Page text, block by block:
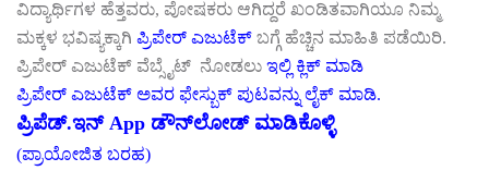
ವಿದ್ಯಾರ್ಥಿಗಳ ಹೆತ್ತವರು, ಪೋಷಕರು ಆಗಿದ್ದರೆ ಖಂಡಿತವಾಗಿಯೂ ನಿಮ್ಮ
ಮಕ್ಕಳ ಭವಿಷ್ಯಕ್ಕಾಗಿ ಪ್ರಿಪೇರ್ ಎಜುಟೆಕ್ ಬಗ್ಗೆ ಹೆಚ್ಚಿನ ಮಾಹಿತಿ ಪಡೆಯಿರಿ.
ಪ್ರಿಪೇರ್ ಎಜುಟೆಕ್ ವೆಬ್ಸೈಟ್ ನೋಡಲು ಇಲ್ಲಿ ಕ್ಲಿಕ್ ಮಾಡಿ
ಪ್ರಿಪೇರ್ ಎಜುಟೆಕ್ ಅವರ ಫೇಸ್ಬುಕ್ ಪುಟವನ್ನು ಲೈಕ್ ಮಾಡಿ.
ಪ್ರಿಪೆಡ್‌.ಇನ್‌ App ಡೌನ್ಲೋಡ್‌ ಮಾಡಿಕೊಳ್ಳಿ
(ಪ್ರಾಯೋಜಿತ ಬರಹ)